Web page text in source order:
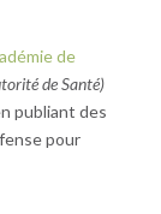
de
de Santé)
publiant des
pour